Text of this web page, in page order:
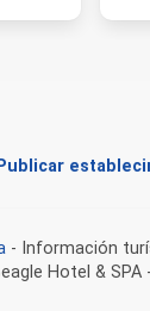
Publicar
- Información
Hotel &